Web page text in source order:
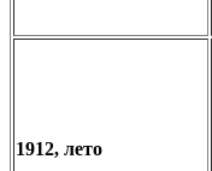
1912, лето